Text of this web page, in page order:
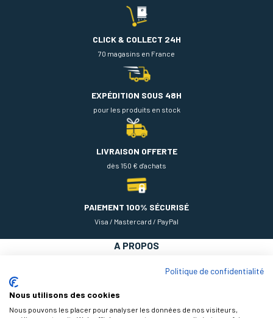
CLICK & COLLECT 24H
70 magasins en France
EXPÉDITION SOUS 48H
pour les produits en stock
LIVRAISON OFFERTE
dès 150 € d'achats
PAIEMENT 100% SÉCURISÉ
Visa / Mastercard / PayPal
A PROPOS
Politique de confidentialité
Nous utilisons des cookies
Nous pouvons les placer pour analyser les données de nos visiteurs,